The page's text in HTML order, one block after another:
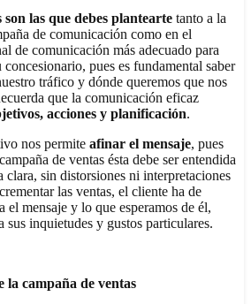
son las que debes plantearte tanto a la
de comunicación como en el
de comunicación más adecuado para
pues es fundamental saber
tráfico y dónde queremos que nos
que la comunicación eficaz
acciones y planificación.
nos permite afinar el mensaje, pues
de ventas ésta debe ser entendida
clara, sin distorsiones ni interpretaciones
las ventas, el cliente ha de
el mensaje y lo que esperamos de él,
sus inquietudes y gustos particulares.
la campaña de ventas